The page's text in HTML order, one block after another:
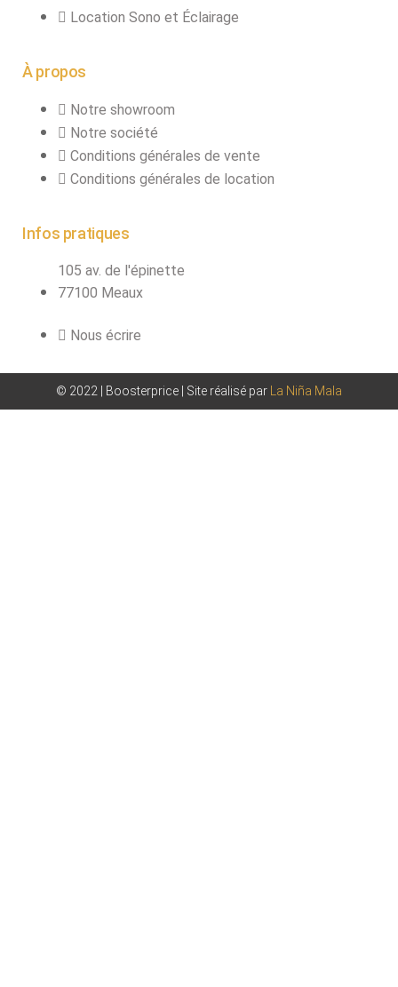
Location Sono et Éclairage
À propos
Notre showroom
Notre société
Conditions générales de vente
Conditions générales de location
Infos pratiques
105 av. de l'épinette
77100 Meaux
Nous écrire
© 2022 | Boosterprice | Site réalisé par La Niña Mala